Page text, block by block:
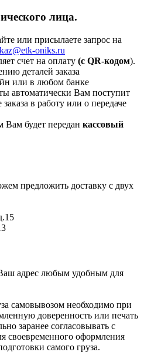
лица.
или присылаете запрос на
oniks.ru
счет на оплату (с QR-кодом).
деталей заказа
или в любом банке
автоматически Вам поступит
в работу или о передаче
Вам будет передан кассовый
предложить доставку с двух
адрес любым удобным для
самовывозом необходимо при
доверенность или печать
заранее согласовывать с
своевременного оформления
самого груза.